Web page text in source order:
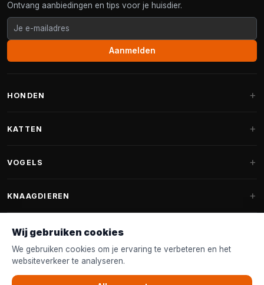
Ontvang aanbiedingen en tips voor je huisdier.
Aanmelden
HONDEN
Fantail hondenmanden
Hondenspeelgoed
Halsband & Lijn
Shampoo & Verzorging
KATTEN
Krabpalen voor Maine Coon
Kattenmanden
VOGELS
Vogelvoer binnenvogels
Voederhuisjes
Nestkastjes & Nesting
Tuinvogelvoer
KNAAGDIEREN
Knaagdierenvoer
Accessoires
KLANTENSERVICE
Wij gebruiken cookies
We gebruiken cookies om je ervaring te verbeteren en het
websiteverkeer te analyseren.